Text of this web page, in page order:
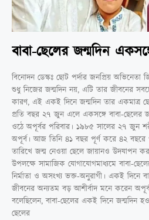
বাবা-ছেলের জন্মদিন
বিনোদন ডেস্কঃ ছোট পর্দার জনপ্রিয়
শুধু নিজের জন্মদিন নয়, এটি তার জীবনের
কারণ, এই একই দিনে জন্মদিন তার একমাত্র
প্রতি বছর ২৭ জুন এলে একসঙ্গে বাবা-ছেলের
ওঠে অপূর্বর পরিবার। ১৯৮৫ সালের ২৭ জুন
অপূর্ব। আজ তিনি ৪১ বছর পূর্ণ করে ৪২ বছরে
তারিখে জন্ম নেওয়া ছেলে জায়ানও উদযাপন
উপলক্ষে সামাজিক যোগাযোগমাধ্যমে বাবা-
নির্মাতা ও অসংখ্য ভক্ত-অনুরাগী। একই দিনে
জীবনের অন্যতম বড় আশীর্বাদ মনে করেন
বলেছিলেন, বাবা-ছেলের একই দিনে জন্মদিন
ছেলের